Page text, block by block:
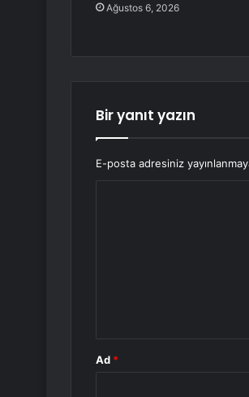
Ağustos 6, 2026
Bir yanıt yazın
E-posta adresiniz
Ad *